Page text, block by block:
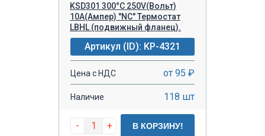
KSD301 300°C 250V(Вольт)
10A(Ампер) "NC" Термостат
LBHL (подвижный фланец).
Артикул (ID): KP-4321
Цена с НДС от 95 ₽
Наличие 118 шт
- + В КОРЗИНУ!